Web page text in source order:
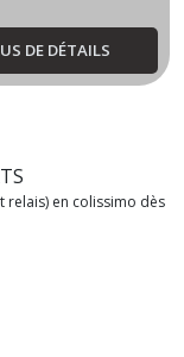
DE DÉTAILS
relais) en colissimo dès